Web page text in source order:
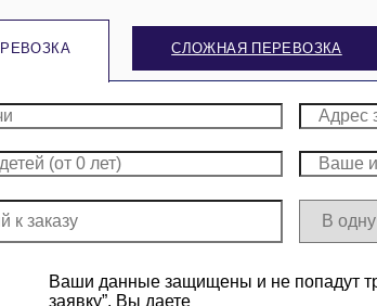
СЛОЖНАЯ ПЕРЕВОЗКА
Ваши данные защищены и не попадут
заявку”, Вы даете